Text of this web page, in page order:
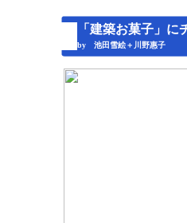
「建築お菓子」に
by 池田雪絵＋川野惠子